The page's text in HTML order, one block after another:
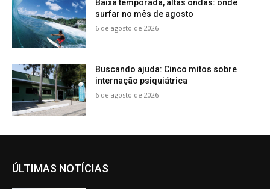
Baixa temporada, altas ondas: onde
surfar no mês de agosto
6 de agosto de 2026
Buscando ajuda: Cinco mitos sobre
internação psiquiátrica
6 de agosto de 2026
ÚLTIMAS NOTÍCIAS